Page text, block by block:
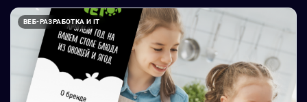
ВЕБ-РАЗРАБОТКА И IT